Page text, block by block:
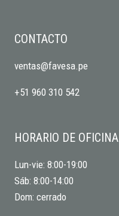
CONTACTO
ventas@favesa.pe
+51 960 310 542
HORARIO DE OFICINA
Lun-vie: 8:00-19:00
Sáb: 8:00-14:00
Dom: cerrado